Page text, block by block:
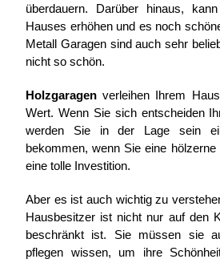
überdauern. Darüber hinaus,
Hauses erhöhen und es noch
Metall Garagen sind auch sehr
nicht so schön.
Holzgaragen verleihen Ihrem
Wert. Wenn Sie sich entscheiden
werden Sie in der Lage sein
bekommen, wenn Sie eine
eine tolle Investition.
Aber es ist auch wichtig zu
Hausbesitzer ist nicht nur auf den
beschränkt ist. Sie müssen sie
pflegen wissen, um ihre